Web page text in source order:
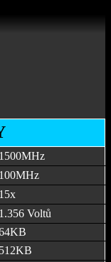
1500MHz
100MHz
15x
1.356 Voltů
512KB